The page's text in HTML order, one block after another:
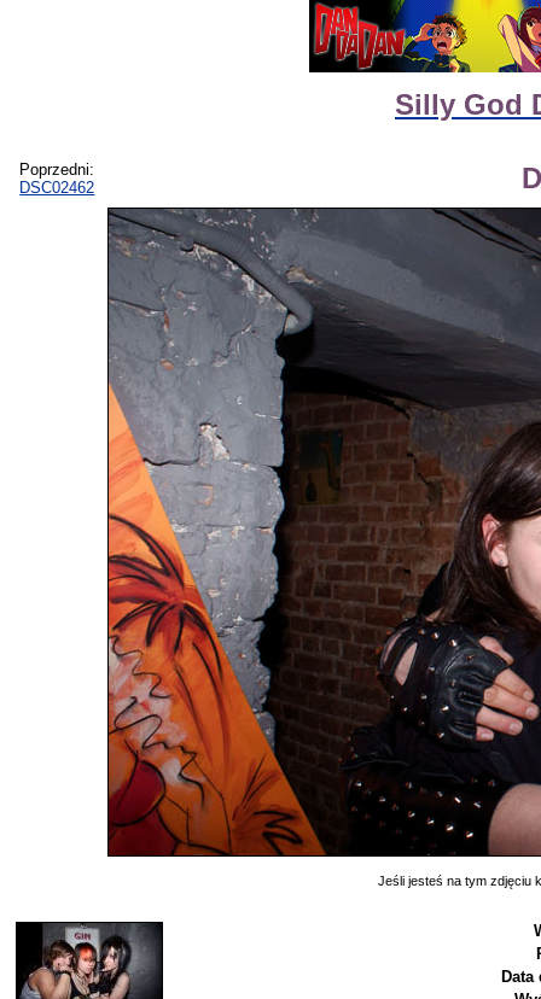
Silly God
Poprzedni:
DSC02462
Jeśli jesteś na tym zdjęciu
Data